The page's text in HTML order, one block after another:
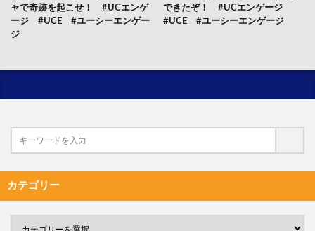
ャで奇跡を起こせ！ #UCエンゲ
ージ #UCE #ユーシーエンゲー
ジ
できたぞ！ #UCエンゲージ
#UCE #ユーシーエンゲージ
カテゴリー